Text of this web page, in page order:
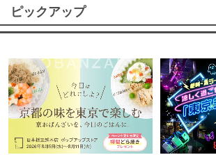
ピックアップ